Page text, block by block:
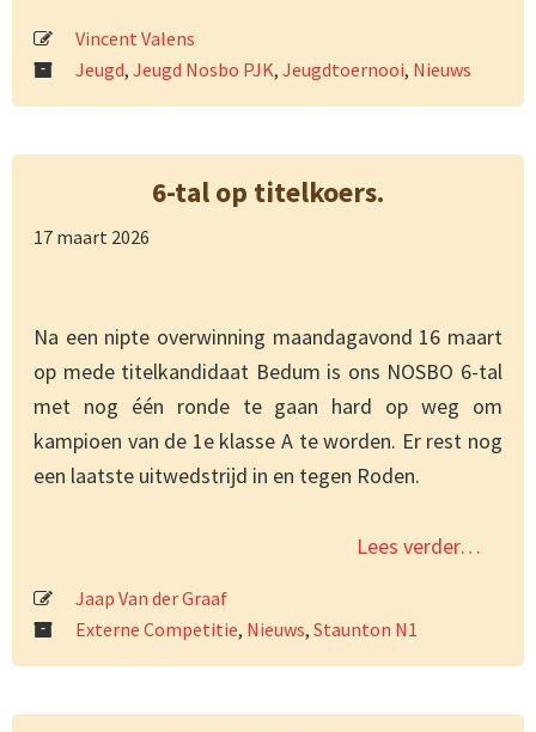
Vincent Valens
Jeugd, Jeugd Nosbo PJK, Jeugdtoernooi, Nieuws
6-tal op titelkoers.
17 maart 2026
Na een nipte overwinning maandagavond 16 maart
op mede titelkandidaat Bedum is ons NOSBO 6-tal
met nog één ronde te gaan hard op weg om
kampioen van de 1e klasse A te worden. Er rest nog
een laatste uitwedstrijd in en tegen Roden.
Lees verder…
Jaap Van der Graaf
Externe Competitie, Nieuws, Staunton N1